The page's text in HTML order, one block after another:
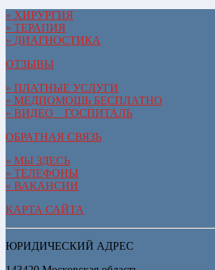
» ХИРУРГИЯ
» ТЕРАПИЯ
» ДИАГНОСТИКА
ОТЗЫВЫ
» ПЛАТНЫЕ УСЛУГИ
» МЕДПОМОЩЬ БЕСПЛАТНО
» ВИДЕО__ГОСПИТАЛЬ
ОБРАТНАЯ СВЯЗЬ
» МЫ ЗДЕСЬ
» ТЕЛЕФОНЫ
» ВАКАНСИИ
КАРТА САЙТА
ЮРИДИЧЕСКИЙ АДРЕС